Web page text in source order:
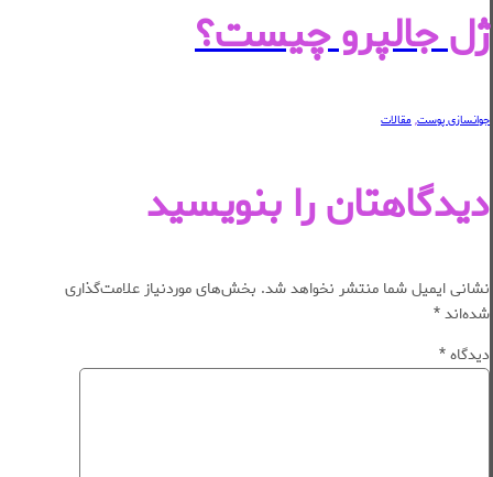
ژل جالپرو چیست؟
جوانسازی پوست, مقالات
دیدگاهتان را بنویسید
نشانی ایمیل شما منتشر نخواهد شد. بخش‌های موردنیاز علامت‌گذاری
شده‌اند*
دیدگاه*